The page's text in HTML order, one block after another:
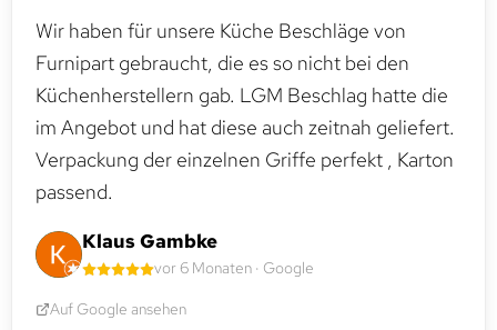
Wir haben für unsere Küche Beschläge von
Furnipart gebraucht, die es so nicht bei den
Küchenherstellern gab. LGM Beschlag hatte die
im Angebot und hat diese auch zeitnah geliefert.
Verpackung der einzelnen Griffe perfekt , Karton
passend.
Klaus Gambke
vor 6 Monaten · Google
Auf Google ansehen